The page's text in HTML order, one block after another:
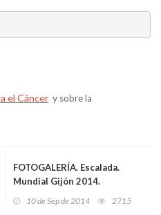
el Cáncer y sobre la
FOTOGALERÍA. Escalada.
Mundial Gijón 2014.
Clasificación de Dificultad
Masculina
10 de Sep de 2014 2715